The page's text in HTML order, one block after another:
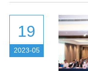
19
2023-05